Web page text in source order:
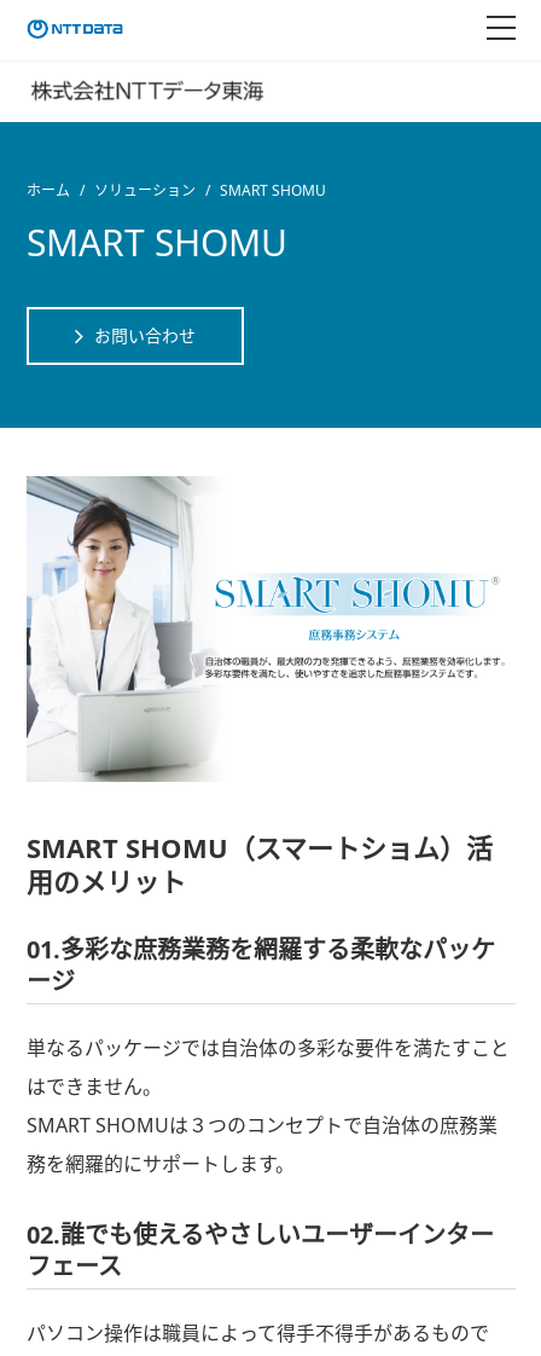
ホーム ソリューション SMART SHOMU
SMART SHOMU
お問い合わせ
SMART SHOMU（スマートショム）活
用のメリット
01.多彩な庶務業務を網羅する柔軟なパッケ
ージ
単なるパッケージでは自治体の多彩な要件を満たすこと
はできません。
SMART SHOMUは３つのコンセプトで自治体の庶務業
務を網羅的にサポートします。
02.誰でも使えるやさしいユーザーインター
フェース
パソコン操作は職員によって得手不得手があるもので